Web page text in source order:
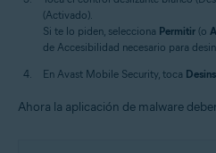
(Activado).
Si te lo piden, selecciona Permitir (o
de Accesibilidad necesario para
En Avast Mobile Security, toca
Ahora la aplicación de malware